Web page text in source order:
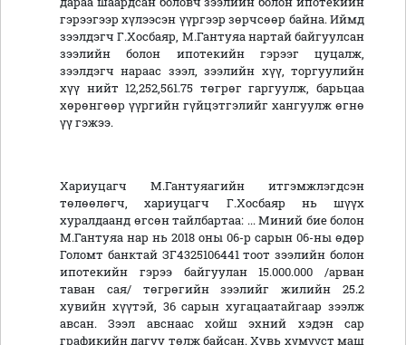
гэрээгээр хүлээсэн үүргээр зөрчсөөр байна. Иймд
зээлдэгч Г.Хосбаяр, М.Гантуяа нартай байгуулсан
зээлийн болон ипотекийн гэрээг цуцалж,
зээлдэгч нараас зээл, зээлийн хүү, торгуулийн
хүү нийт 12,252,561.75 төгрөг гаргуулж, барьцаа
хөрөнгөөр үүргийн гүйцэтгэлийг хангуулж өгнө
үү гэжээ.
Хариуцагч М.Гантуяагийн итгэмжлэгдсэн
төлөөлөгч, хариуцагч Г.Хосбаяр нь шүүх
хуралдаанд өгсөн тайлбартаа: ... Миний бие болон
М.Гантуяа нар нь 2018 оны 06-р сарын 06-ны өдөр
Голомт банктай ЗГ4325106441 тоот зээлийн болон
ипотекийн гэрээ байгуулан 15.000.000 /арван
таван сая/ төгрөгийн зээлийг жилийн 25.2
хувийн хүүтэй, 36 сарын хугацаатайгаар зээлж
авсан. Зээл авснаас хойш эхний хэдэн сар
графикийн дагуу төлж байсан. Хувь хүмүүст маш